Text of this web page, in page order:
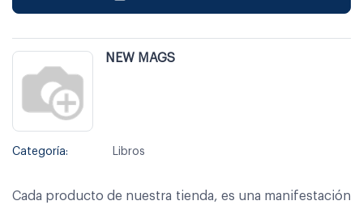
NEW MAGS
Categoría: Libros
Cada producto de nuestra tienda, es una manifestación